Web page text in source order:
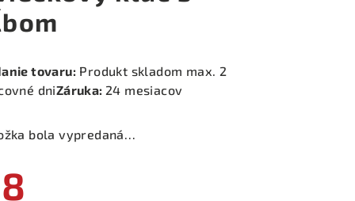
tovaru: Produkt skladom max. 2
dniZáruka: 24 mesiacov
bola vypredaná…